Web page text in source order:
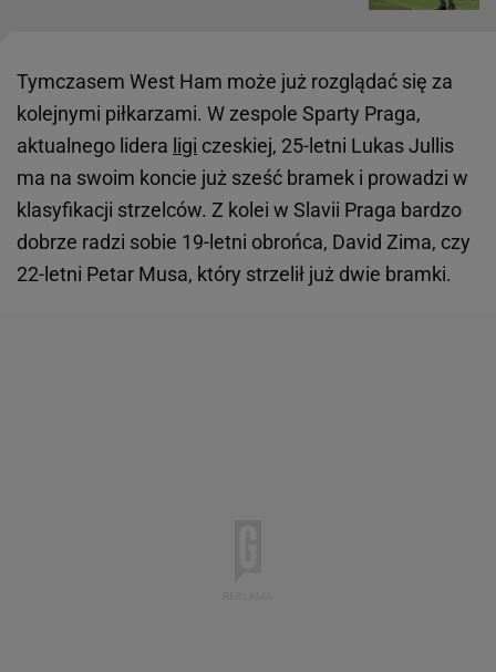
Tymczasem West Ham może już rozglądać się za
kolejnymi piłkarzami. W zespole Sparty Praga,
aktualnego lidera ligi czeskiej, 25-letni Lukas Jullis
ma na swoim koncie już sześć bramek i prowadzi w
klasyfikacji strzelców. Z kolei w Slavii Praga bardzo
dobrze radzi sobie 19-letni obrońca, David Zima, czy
22-letni Petar Musa, który strzelił już dwie bramki.